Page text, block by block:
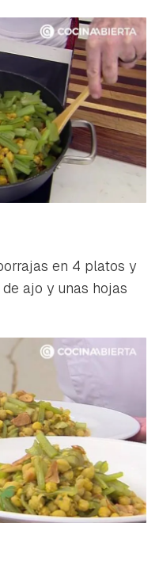
en 4 platos y
ajo y unas hojas